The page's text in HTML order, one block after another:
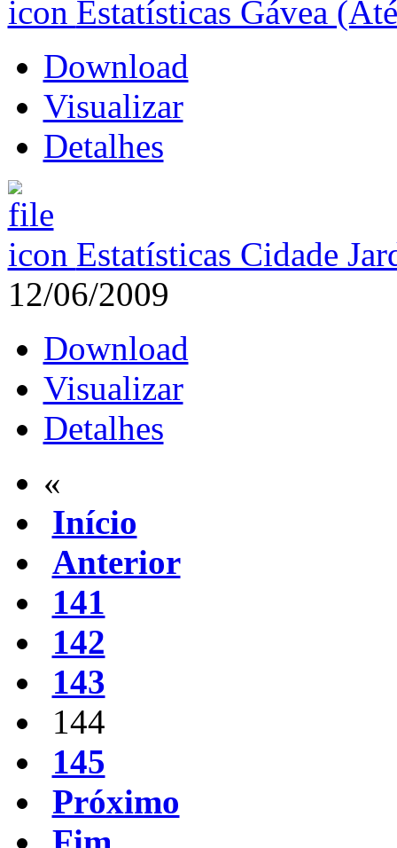
Estatísticas Gávea
Download
Visualizar
Detalhes
Estatísticas Cidade
12/06/2009
Download
Visualizar
Detalhes
«
Início
Anterior
141
142
143
144
145
Próximo